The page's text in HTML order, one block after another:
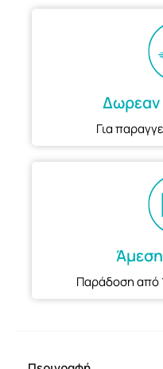
Δωρεαν
Για
Παράδοση από